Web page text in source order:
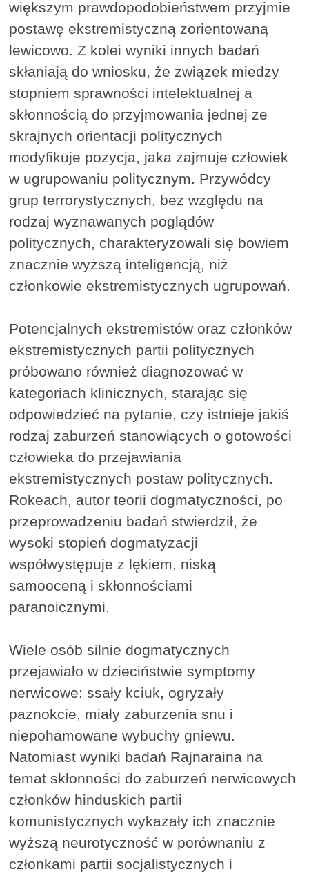
większym prawdopodobieństwem przyjmie
postawę ekstremistyczną zorientowaną
lewicowo. Z kolei wyniki innych badań
skłaniają do wniosku, że związek miedzy
stopniem sprawności intelektualnej a
skłonnością do przyjmowania jednej ze
skrajnych orientacji politycznych
modyfikuje pozycja, jaka zajmuje człowiek
w ugrupowaniu politycznym. Przywódcy
grup terrorystycznych, bez względu na
rodzaj wyznawanych poglądów
politycznych, charakteryzowali się bowiem
znacznie wyższą inteligencją, niż
członkowie ekstremistycznych ugrupowań.
Potencjalnych ekstremistów oraz członków
ekstremistycznych partii politycznych
próbowano również diagnozować w
kategoriach klinicznych, starając się
odpowiedzieć na pytanie, czy istnieje jakiś
rodzaj zaburzeń stanowiących o gotowości
człowieka do przejawiania
ekstremistycznych postaw politycznych.
Rokeach, autor teorii dogmatyczności, po
przeprowadzeniu badań stwierdził, że
wysoki stopień dogmatyzacji
współwystępuje z lękiem, niską
samooceną i skłonnościami
paranoicznymi.
Wiele osób silnie dogmatycznych
przejawiało w dzieciństwie symptomy
nerwicowe: ssały kciuk, ogryzały
paznokcie, miały zaburzenia snu i
niepohamowane wybuchy gniewu.
Natomiast wyniki badań Rajnaraina na
temat skłonności do zaburzeń nerwicowych
członków hinduskich partii
komunistycznych wykazały ich znacznie
wyższą neurotyczność w porównaniu z
członkami partii socjalistycznych i